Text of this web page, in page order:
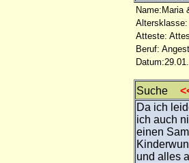
Name:Maria
Altersklasse:
Atteste:
Beruf:
Suche
Da ich
ich auch
einen
und alles